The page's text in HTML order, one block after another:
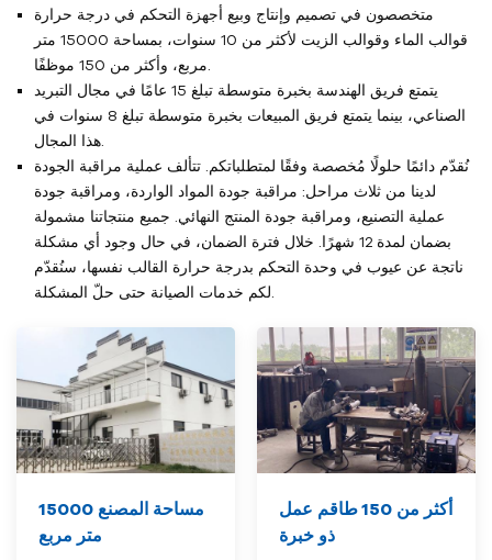
متخصصون في تصميم وإنتاج وبيع أجهزة التحكم في درجة حرارة
قوالب الماء وقوالب الزيت لأكثر من 10 سنوات، بمساحة 15000 متر
يتمتع فريق الهندسة بخبرة متوسطة تبلغ 15 عامًا في مجال التبريد
الصناعي، بينما يتمتع فريق المبيعات بخبرة متوسطة تبلغ 8 سنوات في
نُقدّم دائمًا حلولًا مُخصصة وفقًا لمتطلباتكم. تتألف عملية مراقبة الجودة
لدينا من ثلاث مراحل: مراقبة جودة المواد الواردة، ومراقبة جودة
عملية التصنيع، ومراقبة جودة المنتج النهائي. جميع منتجاتنا مشمولة
بضمان لمدة 12 شهرًا. خلال فترة الضمان، في حال وجود أي مشكلة
ناتجة عن عيوب في وحدة التحكم بدرجة حرارة القالب نفسها، سنُقدّم
مساحة المصنع 15000
متر مربع
أكثر من 150
طاقم عمل
ذو خبرة